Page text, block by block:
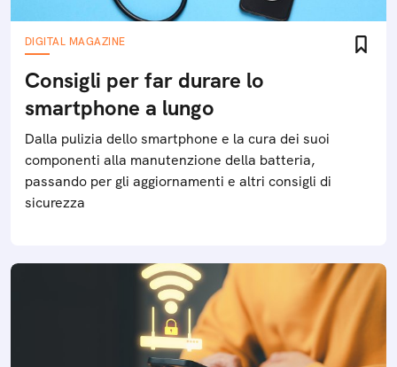
DIGITAL MAGAZINE
Consigli per far durare lo
smartphone a lungo
Dalla pulizia dello smartphone e la cura dei suoi
componenti alla manutenzione della batteria,
passando per gli aggiornamenti e altri consigli di
sicurezza